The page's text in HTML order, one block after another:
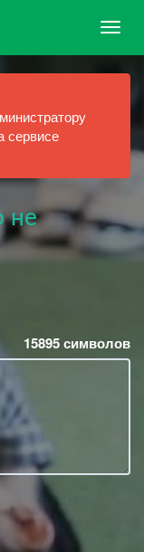
сервисе
не
15895символов